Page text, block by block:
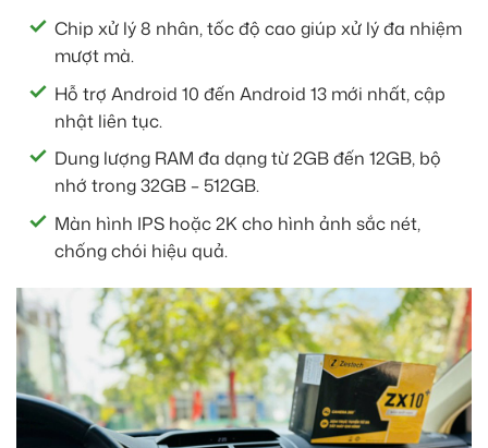
Chip xử lý 8 nhân, tốc độ cao giúp xử lý đa nhiệm
mượt mà.
Hỗ trợ Android 10 đến Android 13 mới nhất, cập
nhật liên tục.
Dung lượng RAM đa dạng từ 2GB đến 12GB, bộ
nhớ trong 32GB – 512GB.
Màn hình IPS hoặc 2K cho hình ảnh sắc nét,
chống chói hiệu quả.